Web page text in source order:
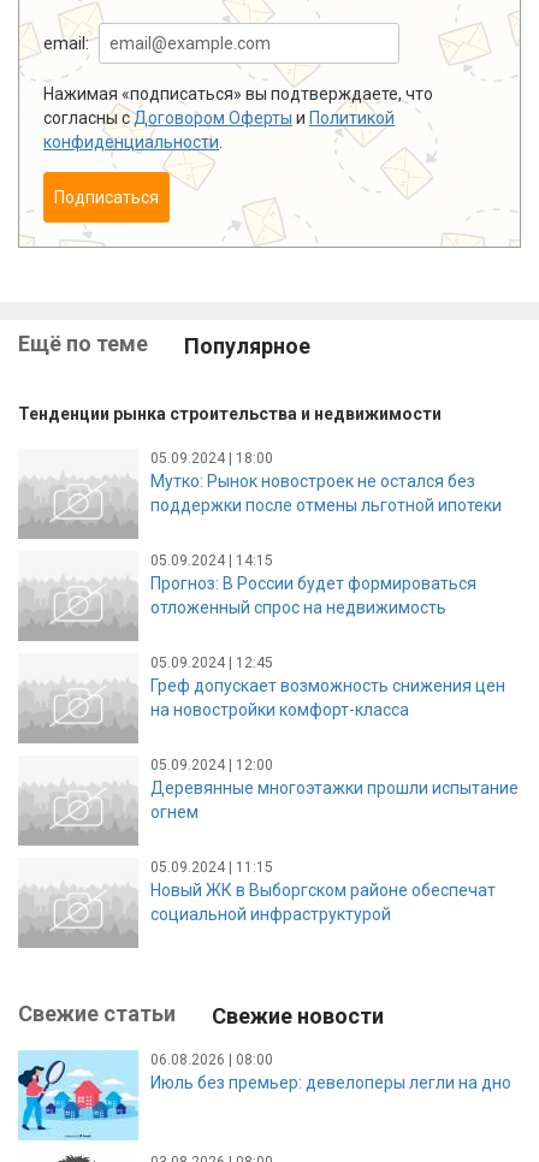
email:
Нажимая «подписаться» вы подтверждаете, что
согласны сДоговором Оферты и Политикой
конфиденциальности
Подписаться
Ещё по теме Популярное
Тенденции рынка строительства и недвижимости
05.09.2024 | 18:00
Мутко: Рынок новостроек не остался без
поддержки после отмены льготной ипотеки
05.09.2024 | 14:15
Прогноз: В России будет формироваться
отложенный спрос на недвижимость
05.09.2024 | 12:45
Греф допускает возможность снижения цен
на новостройки комфорт-класса
05.09.2024 | 12:00
Деревянные многоэтажки прошли испытание
огнем
05.09.2024 | 11:15
Новый ЖК в Выборгском районе обеспечат
социальной инфраструктурой
Свежие статьи Свежие новости
06.08.2026 | 08:00
Июль без премьер: девелоперы легли на дно